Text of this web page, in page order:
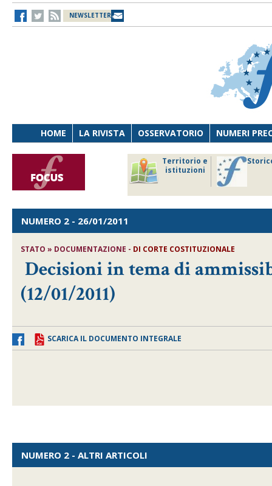
NEWSLETTER
HOME LA RIVISTA OSSERVATORIO NUMERI
Territorio e
istituzioni
NUMERO 2 - 26/01/2011
STATO » DOCUMENTAZIONE - DI CORTE COSTITUZIONALE
Decisioni in tema di
(12/01/2011)
SCARICA IL DOCUMENTO INTEGRALE
NUMERO 2 - ALTRI ARTICOLI